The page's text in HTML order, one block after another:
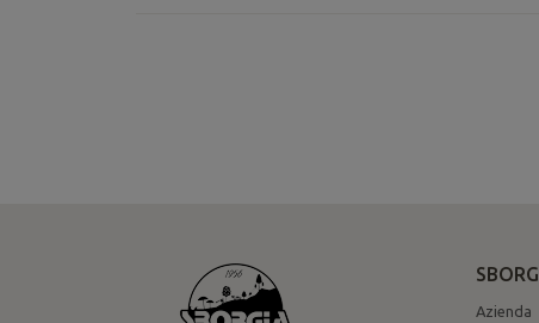
Azienda